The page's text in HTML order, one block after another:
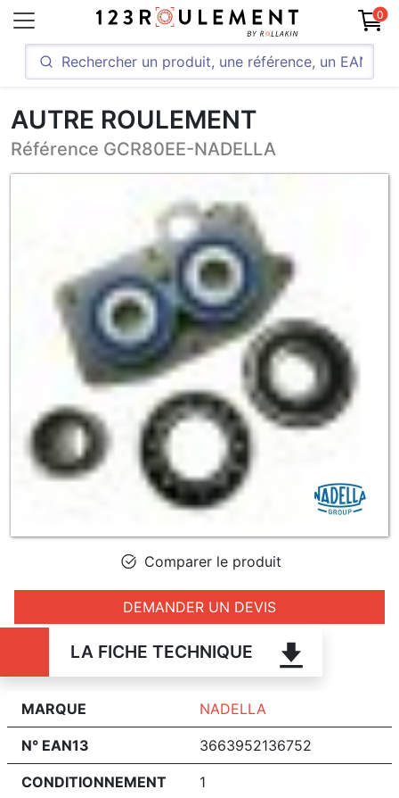
0
AUTRE ROULEMENT
Référence GCR80EE-NADELLA
Comparer le produit
DEMANDER UN DEVIS
LA FICHE TECHNIQUE
MARQUE NADELLA
N° EAN13 3663952136752
CONDITIONNEMENT 1